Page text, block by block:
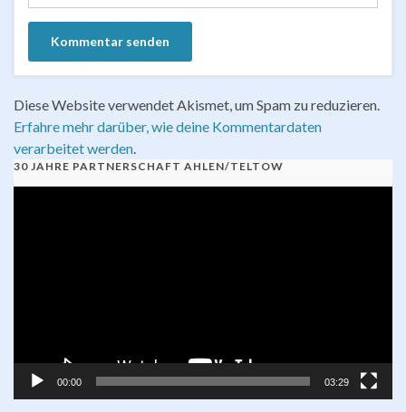
Diese Website verwendet Akismet, um Spam zu reduzieren.
Erfahre mehr darüber, wie deine Kommentardaten
verarbeitet werden.
30 JAHRE PARTNERSCHAFT AHLEN/TELTOW
00:00 03:29